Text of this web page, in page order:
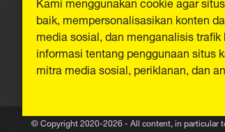
Kontak
© Copyright 2020-2026 - All content, in particular
baik, mempersonalisasikan konten
media sosial, dan menganalisis
informasi tentang penggunaan situs
mitra media sosial, periklanan, dan